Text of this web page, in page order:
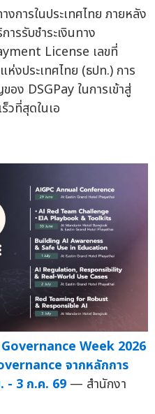
งการในประเทศไทย ภายหลัง
รรับชำระเงินทาง
License เลขที่
งประเทศไทย (ธปท.) การ
อง DSGPay ในการเข้าสู่
วที่สุดในเอ
Week 2026
จากหลักการ
- 3 ก.ค. 69 — สำนักงา